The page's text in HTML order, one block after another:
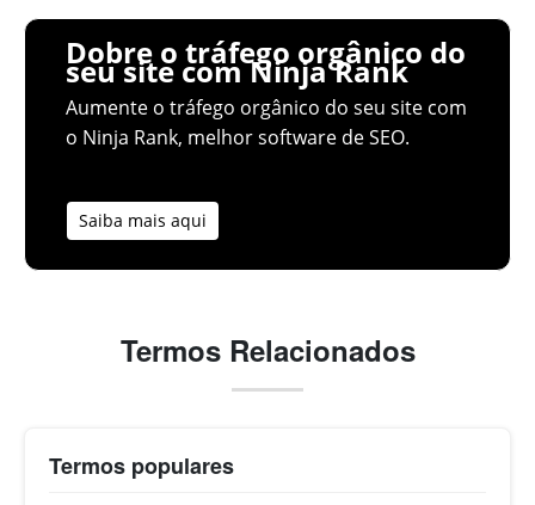
Dobre o tráfego orgânico do
seu site com Ninja Rank
Aumente o tráfego orgânico do seu site com
o Ninja Rank, melhor software de SEO.
Saiba mais aqui
Termos Relacionados
Termos populares